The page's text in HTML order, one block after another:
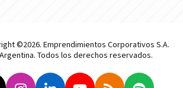
©2026. Emprendimientos Corporativos S.A.
Todos los derechos reservados.